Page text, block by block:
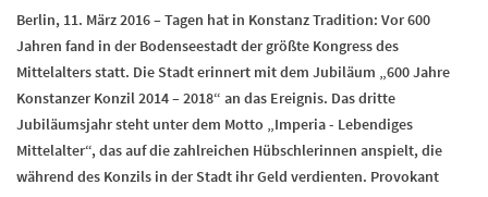
Berlin, 11. März 2016 – Tagen hat in Konstanz Tradition: Vor 600
Jahren fand in der Bodenseestadt der größte Kongress des
Mittelalters statt. Die Stadt erinnert mit dem Jubiläum „600 Jahre
Konstanzer Konzil 2014 – 2018“ an das Ereignis. Das dritte
Jubiläumsjahr steht unter dem Motto „Imperia - Lebendiges
Mittelalter“, das auf die zahlreichen Hübschlerinnen anspielt, die
während des Konzils in der Stadt ihr Geld verdienten. Provokant